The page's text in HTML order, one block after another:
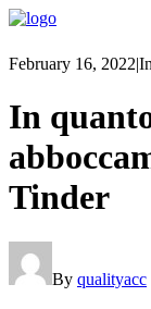
February 16, 2022|In
In
Tinder
By qualityacc